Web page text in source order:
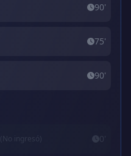
90'
75'
90'
(No ingresó) 0'